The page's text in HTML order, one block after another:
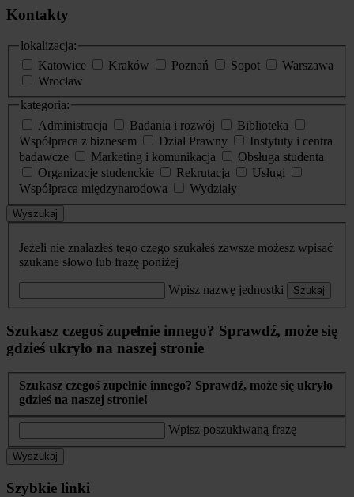
Kontakty
lokalizacja:
Katowice
Kraków Poznań Sopot
Warszawa
Wrocław
kategoria:
Administracja
Badania i rozwój
Biblioteka
Współpraca z biznesem
Dział Prawny
Instytuty i centra
badawcze
Marketing i komunikacja
Obsługa studenta
Organizacje studenckie
Rekrutacja
Usługi
Współpraca międzynarodowa
Wydziały
Wyszukaj
Jeżeli nie znalazłeś tego czego szukałeś zawsze możesz wpisać
szukane słowo lub frazę poniżej
Wpisz nazwę jednostki Szukaj
Szukasz czegoś zupełnie innego? Sprawdź, może się
gdzieś ukryło na naszej stronie
Szukasz czegoś zupełnie innego? Sprawdź, może się ukryło
gdzieś na naszej stronie!
Wpisz poszukiwaną frazę
Wyszukaj
Szybkie linki